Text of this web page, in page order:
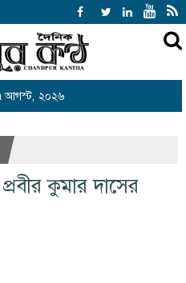
আগস্ট, ২০২৬
কুমার দাসের